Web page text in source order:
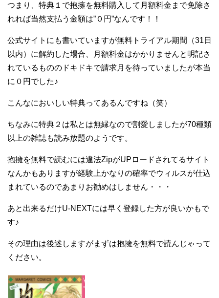
つまり、特典１で抱擁を無料購入して月額料金まで免除さ
れれば当然支払う金額は”０円”なんです！！
公式サイトにも書いていますが無料トライアル期間（31日
以内）に解約した場合、月額料金はかかりませんと明記さ
れているもののドキドキで請求月を待っていましたが本当
に０円でした♪
こんなにおいしい特典ってあるんですね（笑）
ちなみに特典２は私とは無縁なので割愛しましたが70種類
以上の雑誌も読み放題のようです。
抱擁を無料で読むには違法ZipがUPロードされてるサイト
なんかもありますが経験上かなりの確率でウィルスが仕込
まれているのであまりお勧めはしません・・・
あと出来るだけU-NEXTには早く登録した方が良いかもで
す♪
その理由は後述しますがまずは抱擁を無料で読んじゃって
ください。